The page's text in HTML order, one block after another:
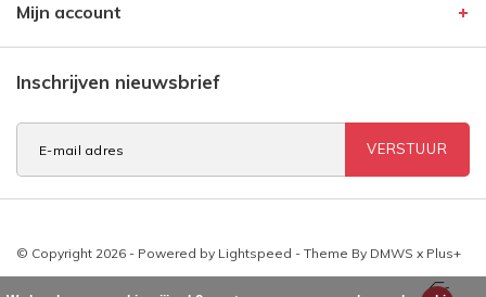
Mijn account
Inschrijven nieuwsbrief
VERSTUUR
© Copyright 2026 - Powered by Lightspeed - Theme By DMWS x Plus+